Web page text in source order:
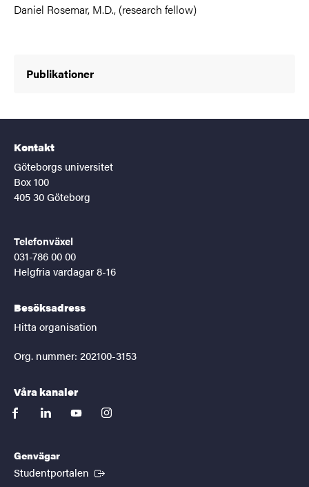
Daniel Rosemar, M.D., (research fellow)
Publikationer
Kontakt
Göteborgs universitet
Box 100
405 30 Göteborg
Telefonväxel
031-786 00 00
Helgfria vardagar 8-16
Besöksadress
Hitta organisation
Org. nummer: 202100-3153
Våra kanaler
facebooklinkedinyoutubeinstagram
Genvägar
Studentportalen (Extern länk)